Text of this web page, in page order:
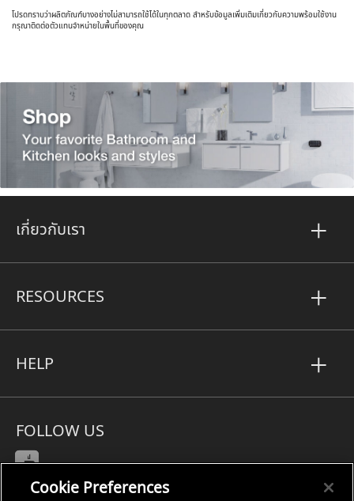
โปรดทราบว่าผลิตภัณฑ์บางอย่างไม่สามารถใช้ได้ในทุกตลาด สำหรับข้อมูลเพิ่มเติมเกี่ยวกับความพร้อมใช้งาน
กรุณาติดต่อตัวแทนจำหน่ายในพื้นที่ของคุณ
เกี่ยวกับเรา
RESOURCES
HELP
FOLLOW US
Cookie Preferences